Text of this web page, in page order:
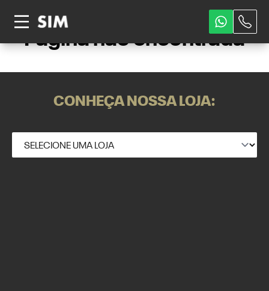
Página não encontrada
CONHEÇA NOSSA LOJA: